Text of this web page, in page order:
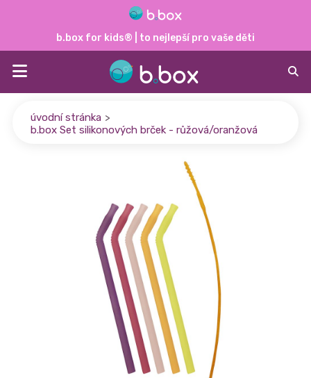
b.box for kids® | to nejlepší pro vaše děti
úvodní stránka >
b.box Set silikonových brček - růžová/oranžová